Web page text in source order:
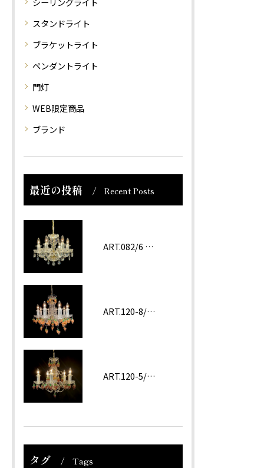
スタンドライト
ブラケットライト
ペンダントライト
門灯
WEB限定商品
ブランド
最近の投稿 Recent Posts
ART.082/6 prc
ART.120-8/62 ROSA
ART.120-5/62 Amethyst
タグ Tags